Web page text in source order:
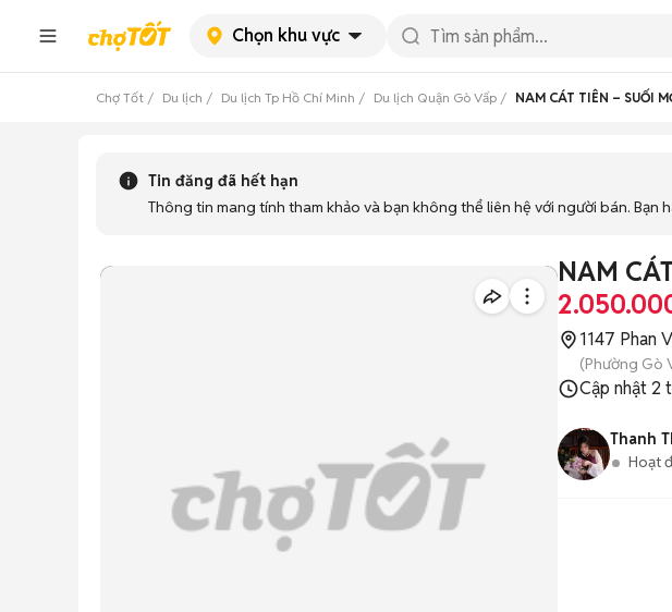
Chọn khu vực
Chợ Tốt Du lịch Du lịch Tp Hồ Chí Minh Du lịch Quận Gò Vấp NAM CÁT TIÊN – SUỐI
Tin đăng đã hết hạn
Thông tin mang tính tham khảo và bạn không thể liên hệ với người bán.
NAM
1147 Phan
(Phường Gò
Cập nhật2
Thanh
Hoạt